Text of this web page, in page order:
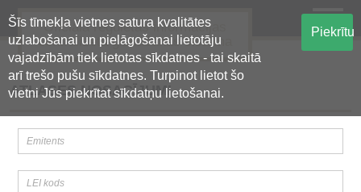
Šīs tīmekļa vietnes satura kvalitātes
uzlabošanai un pielāgošanai lietotāju
vajadzībām tiek lietotas sīkdatnes - tai skaitā
arī trešo pušu sīkdatnes. Turpinot lietot šo
vietni Jūs piekrītat sīkdatņu lietošanai.
Piekrītu
Oficiālā regulētās informācijas
centralizētā glabāšanas sistēma
ATLASES NOSACĪJUMI